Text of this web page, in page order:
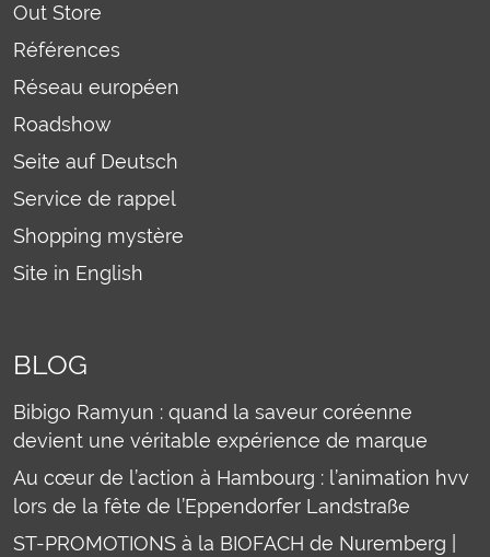
Out Store
Références
Réseau européen
Roadshow
Seite auf Deutsch
Service de rappel
Shopping mystère
Site in English
BLOG
Bibigo Ramyun : quand la saveur coréenne
devient une véritable expérience de marque
Au cœur de l’action à Hambourg : l’animation hvv
lors de la fête de l’Eppendorfer Landstraße
ST-PROMOTIONS à la BIOFACH de Nuremberg |